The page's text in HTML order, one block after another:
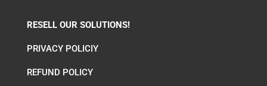
RESELL OUR SOLUTIONS!
PRIVACY POLICIY
REFUND POLICY